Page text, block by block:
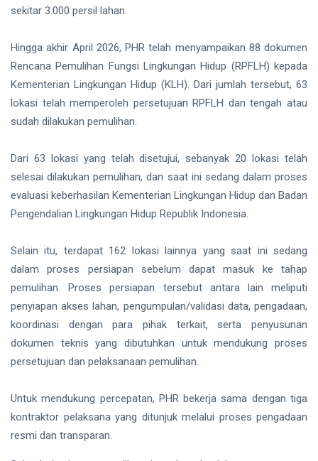
KPK
Politik
PSSI
sekitar 3.000 persil lahan.
Hingga akhir April 2026, PHR telah menyampaikan 88 dokumen
Rencana Pemulihan Fungsi Lingkungan Hidup (RPFLH) kepada
Kementerian Lingkungan Hidup (KLH). Dari jumlah tersebut, 63
lokasi telah memperoleh persetujuan RPFLH dan tengah atau
sudah dilakukan pemulihan.
Dari 63 lokasi yang telah disetujui, sebanyak 20 lokasi telah
selesai dilakukan pemulihan, dan saat ini sedang dalam proses
evaluasi keberhasilan Kementerian Lingkungan Hidup dan Badan
Pengendalian Lingkungan Hidup Republik Indonesia.
Selain itu, terdapat 162 lokasi lainnya yang saat ini sedang
dalam proses persiapan sebelum dapat masuk ke tahap
pemulihan. Proses persiapan tersebut antara lain meliputi
penyiapan akses lahan, pengumpulan/validasi data, pengadaan,
koordinasi dengan para pihak terkait, serta penyusunan
dokumen teknis yang dibutuhkan untuk mendukung proses
persetujuan dan pelaksanaan pemulihan.
Untuk mendukung percepatan, PHR bekerja sama dengan tiga
kontraktor pelaksana yang ditunjuk melalui proses pengadaan
resmi dan transparan.